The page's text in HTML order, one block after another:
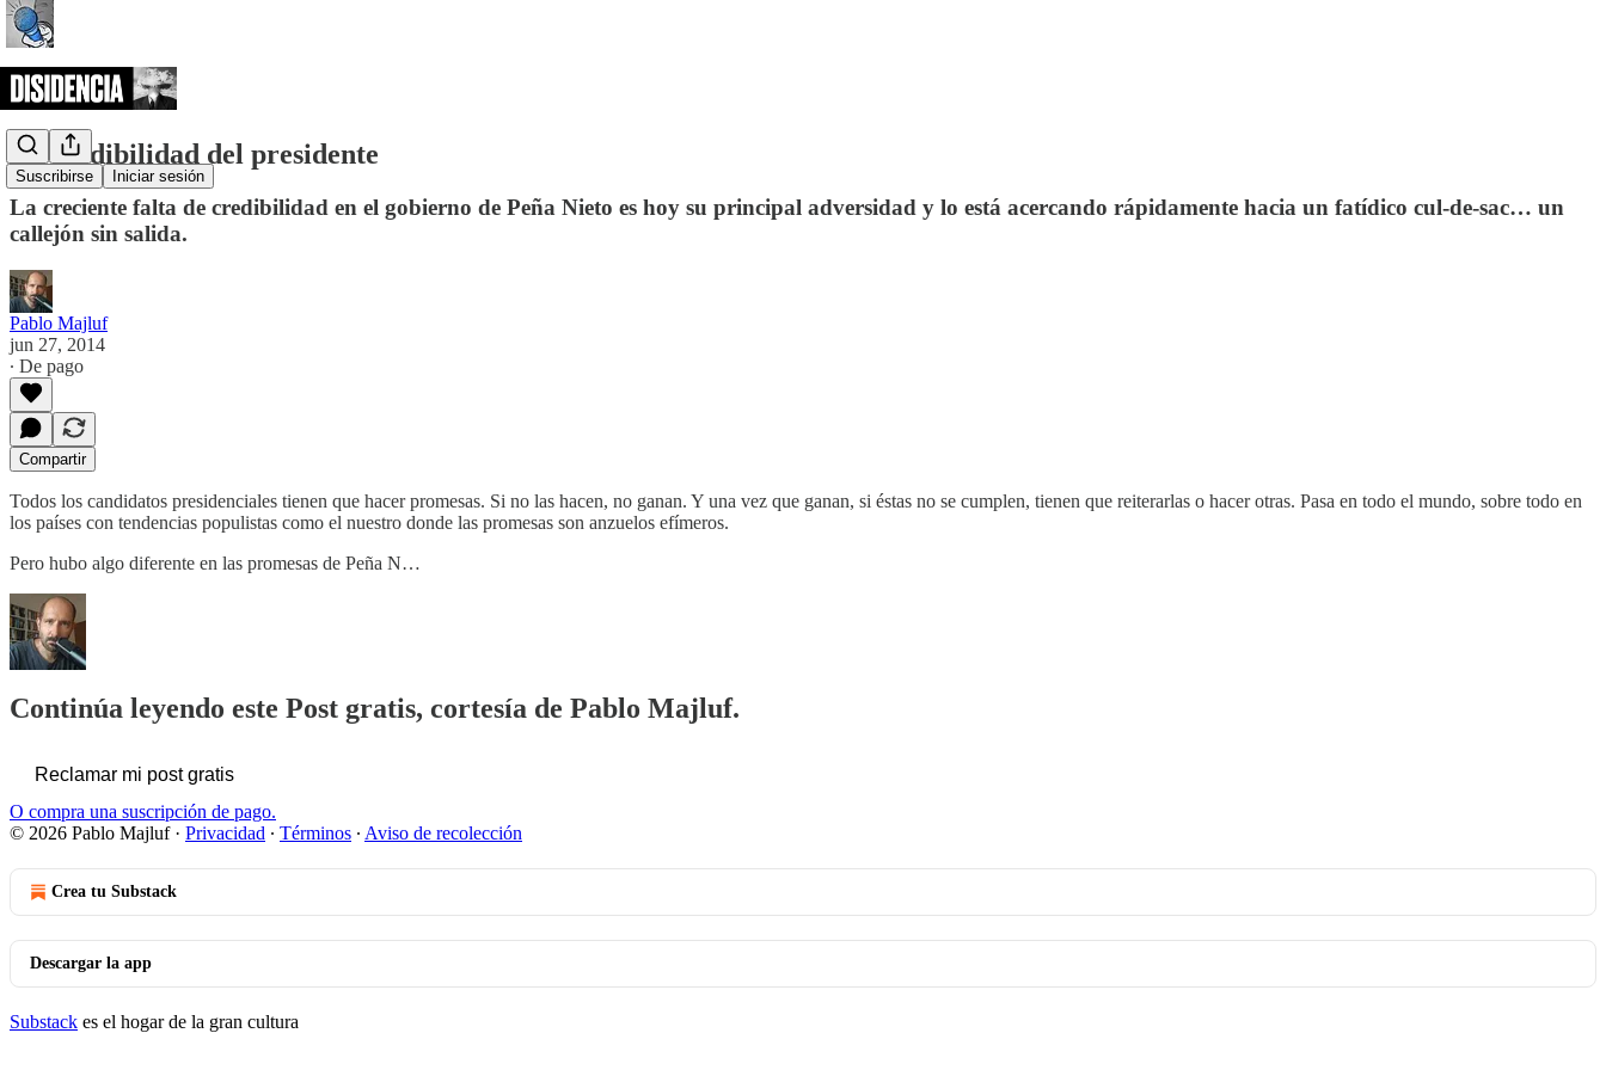
Suscribirse Iniciar sesión
La credibilidad del presidente
La creciente falta de credibilidad en el gobierno de Peña Nieto es hoy su principal adversidad y lo está acercando rápidamente hacia un fatídico cul-de-sac… un
callejón sin salida.
Pablo Majluf
jun 27, 2014
∙ De pago
Compartir
Todos los candidatos presidenciales tienen que hacer promesas. Si no las hacen, no ganan. Y una vez que ganan, si éstas no se cumplen, tienen que reiterarlas o hacer otras. Pasa en todo el mundo, sobre todo en
los países con tendencias populistas como el nuestro donde las promesas son anzuelos efímeros.
Pero hubo algo diferente en las promesas de Peña N…
Continúa leyendo este Post gratis, cortesía de Pablo Majluf.
Reclamar mi post gratis
O compra una suscripción de pago.
© 2026 Pablo Majluf· Privacidad ∙ Términos ∙ Aviso de recolección
Crea tu Substack
Descargar la app
Substack es el hogar de la gran cultura